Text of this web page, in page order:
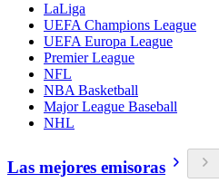
LaLiga
UEFA Champions League
UEFA Europa League
Premier League
NFL
NBA Basketball
Major League Baseball
NHL
Las mejores emisoras